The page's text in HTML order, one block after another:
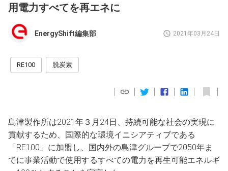
用電力すべてを再エネに
EnergyShift編集部 2021年03月24日
RE100 脱炭素
島津製作所は2021年３月24日、持続可能な社会の実現に
貢献するため、国際的な環境イニシアティブである
「RE100」に加盟し、国内外の島津グループで2050年ま
でに事業活動で使用するすべての電力を再生可能エネルギ